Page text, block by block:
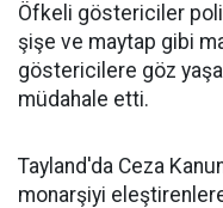
Öfkeli göstericiler
şişe ve maytap gibi
göstericilere göz
müdahale etti.
Tayland'da Ceza
monarşiyi